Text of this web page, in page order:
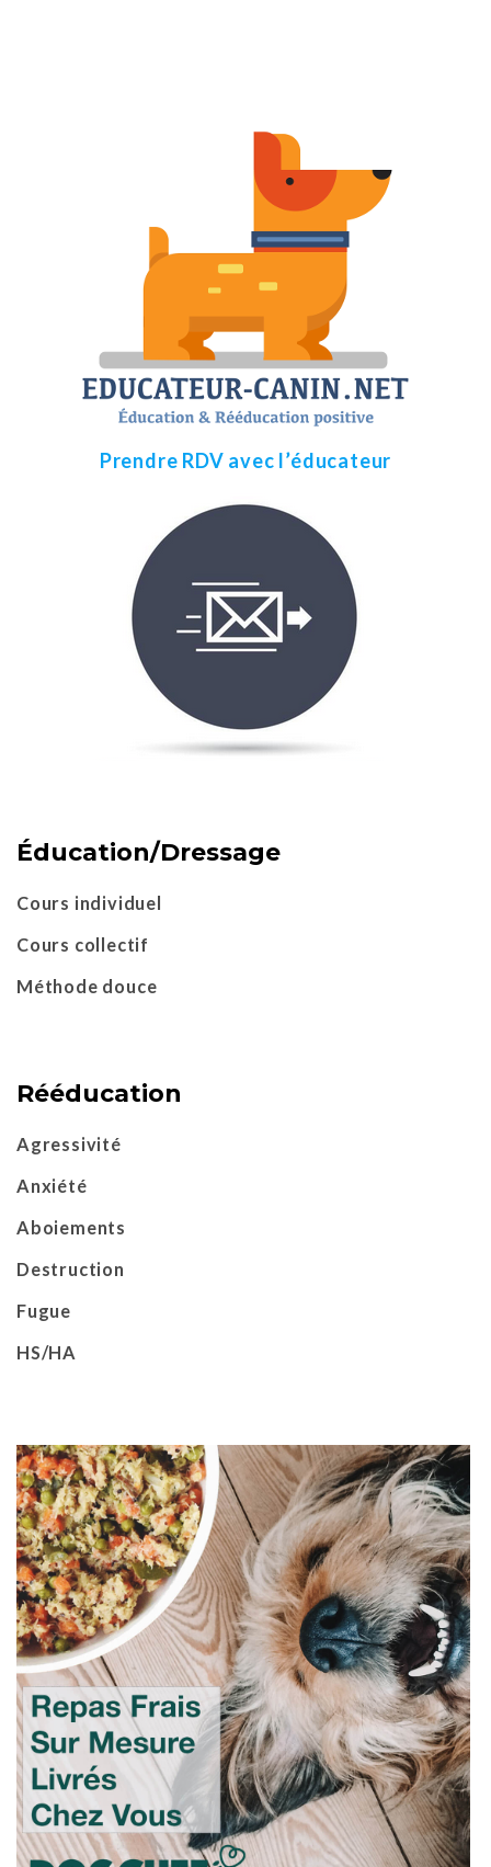
Prendre RDV avec l’éducateur
Éducation/Dressage
Cours individuel
Cours collectif
Méthode douce
Rééducation
Agressivité
Anxiété
Aboiements
Destruction
Fugue
HS/HA